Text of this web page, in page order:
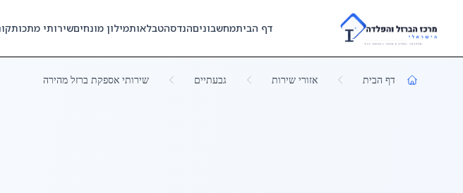
Skip to main content
דף הביתמחשבוניםהנדסהטבלאותמילון מונחיםשירותי מתכות
דף הבית אזורי שירות גבעתיים שירותי אספקת ברזל מהירה